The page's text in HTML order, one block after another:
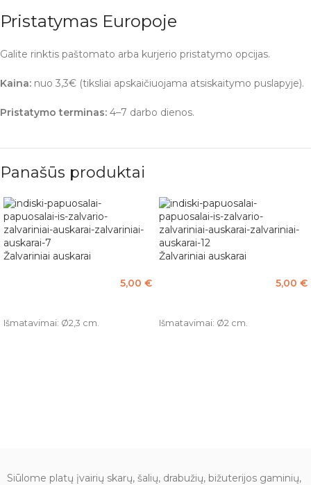
Pristatymas Europoje
Galite rinktis paštomato arba kurjerio pristatymo opcijas.
Kaina: nuo 3,3€ (tiksliai apskaičiuojama atsiskaitymo puslapyje).
Pristatymo terminas: 4–7 darbo dienos.
Panašūs produktai
Žalvariniai auskarai
5,00 €
Išmatavimai: Ø2,3 cm.
Žalvariniai auskarai
5,00 €
Išmatavimai: Ø2 cm.
Siūlome platų įvairių skarų, šalių, drabužių, bižuterijos gaminių,